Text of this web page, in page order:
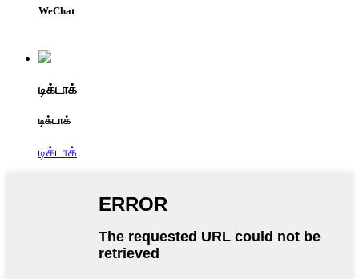
WeChat
டிக்டாக்
டிக்டாக்
டிக்டாக்